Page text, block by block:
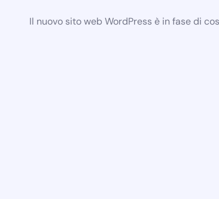
Il nuovo sito web WordPress è in fase di